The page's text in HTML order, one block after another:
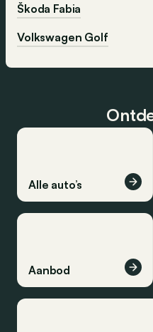
Škoda Fabia
Volkswagen Golf
Alle auto’s
Aanbod